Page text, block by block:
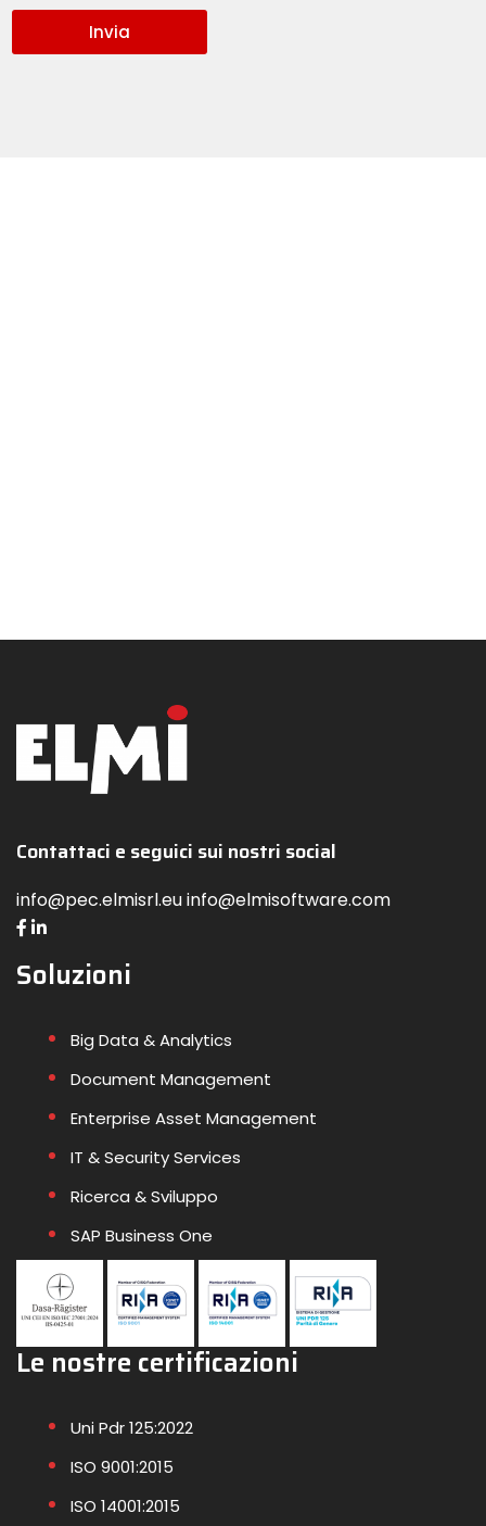
Invia
Contattaci e seguici sui nostri social
info@pec.elmisrl.eu info@elmisoftware.com
Soluzioni
Big Data & Analytics
Document Management
Enterprise Asset Management
IT & Security Services
Ricerca & Sviluppo
SAP Business One
Le nostre certificazioni
Uni Pdr 125:2022
ISO 9001:2015
ISO 14001:2015